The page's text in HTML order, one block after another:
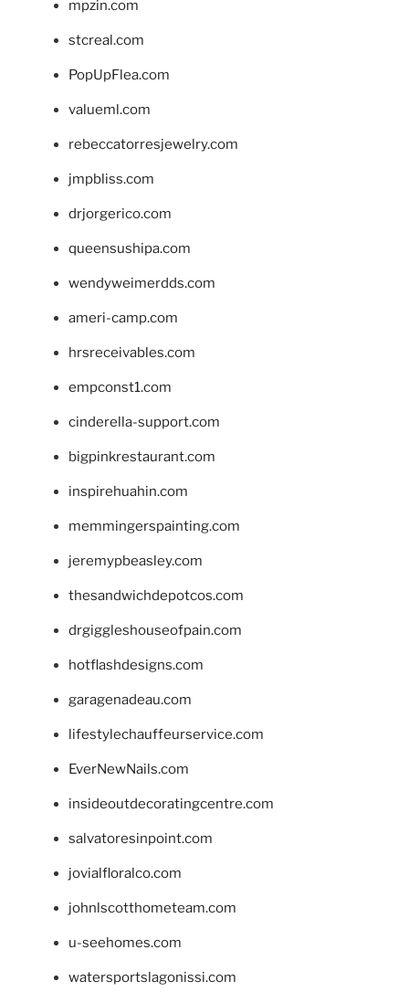
mpzin.com
stcreal.com
PopUpFlea.com
valueml.com
rebeccatorresjewelry.com
jmpbliss.com
drjorgerico.com
queensushipa.com
wendyweimerdds.com
ameri-camp.com
hrsreceivables.com
empconst1.com
cinderella-support.com
bigpinkrestaurant.com
inspirehuahin.com
memmingerspainting.com
jeremypbeasley.com
thesandwichdepotcos.com
drgiggleshouseofpain.com
hotflashdesigns.com
garagenadeau.com
lifestylechauffeurservice.com
EverNewNails.com
insideoutdecoratingcentre.com
salvatoresinpoint.com
jovialfloralco.com
johnlscotthometeam.com
u-seehomes.com
watersportslagonissi.com